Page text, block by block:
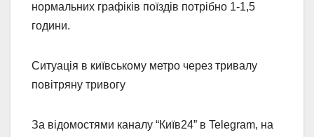
нормальних графіків поїздів потрібно 1-1,5
години.
Ситуація в київському метро через тривалу
повітряну тривогу
За відомостями каналу “Київ24” в Telegram, на